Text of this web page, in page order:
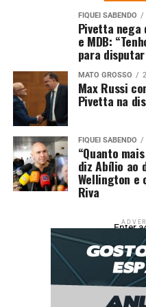
necessidades de
base para planejamento
e tomada de decisões
antiga dos comerciantes
“É possível o
afirmou.
Os participantes tiveram a
projetos do Jardim
Centro Histórico, visando
conexão entre esses
os esclarecimentos,
Histórico é composto por
tombados, reforçando,
órgão federal.
FIQUEI SABENDO
Pivetta nega
e MDB:
para
MATO GROSSO
Max Russi
Pivetta na
FIQUEI SABENDO
“Quanto
diz Abílio ao
Wellington e
Riva
Enter